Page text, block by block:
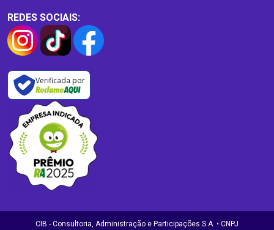
REDES SOCIAIS:
Verificada por
CIB - Consultoria, Administração e Participações S.A. • CNPJ